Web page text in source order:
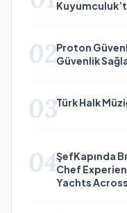
02Proton
Güvenlik
03Türk Halk
04ŞefKapında
Chef
Yachts